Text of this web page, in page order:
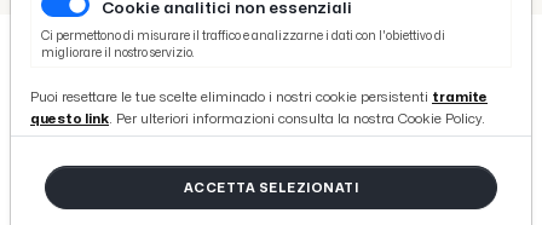
Crotone al lavoro in vista
dell'Ascoli. Distorsione alla
caviglia per l'esterno sinistro Sala
Cookie analitici non essenziali
Ci permettono di misurare il traffico e analizzarne i dati con l'obiettivo di
migliorare il nostro servizio.
Puoi resettare le tue scelte eliminado i nostri cookie persistenti tramite
questo link. Per ulteriori informazioni consulta la nostra Cookie Policy.
ACCETTA SELEZIONATI
Ciclismo